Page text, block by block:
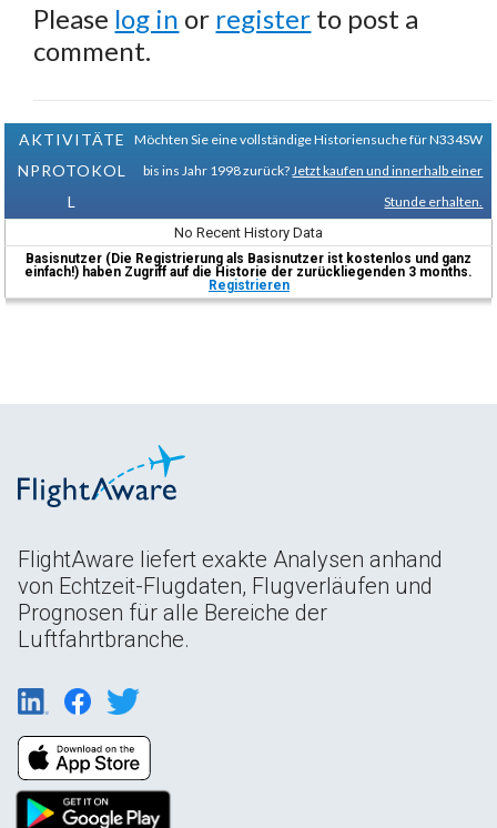
Please log in or register to post a
comment.
AKTIVITÄTE
NPROTOKOL
L
Möchten Sie eine vollständige Historiensuche für N334SW
bis ins Jahr 1998 zurück? Jetzt kaufen und innerhalb einer
Stunde erhalten.
No Recent History Data
Basisnutzer (Die Registrierung als Basisnutzer ist kostenlos und ganz
einfach!) haben Zugriff auf die Historie der zurückliegenden 3 months.
Registrieren
FlightAware liefert exakte Analysen anhand
von Echtzeit-Flugdaten, Flugverläufen und
Prognosen für alle Bereiche der
Luftfahrtbranche.